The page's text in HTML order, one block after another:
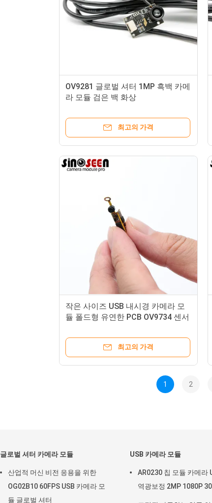
OV9281 글로벌 셔터 1MP 흑백 카메
라 모듈 검은 백 화상
최고의 가격
작은 사이즈 USB 내시경 카메라 모
듈 폴드형 유연한 PCB OV9734 센서
최고의 가격
1 2
글로벌 셔터 카메라 모듈
산업적 머신 비전 응용을 위한
OG02B10 60FPS USB 카메라 모
듈 글로벌 셔터
USB 카메라 모듈
AR0230 칩 모듈 카메라
역광보정 2MP 1080P